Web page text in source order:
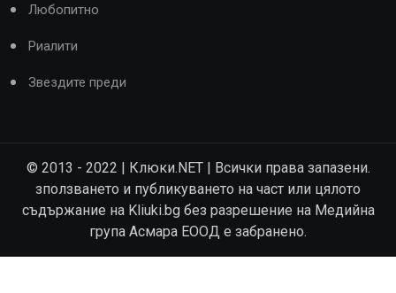
Любопитно
Риалити
Звездите преди
© 2013 - 2022 | Клюки.NET | Всички права запазени.
зползването и публикуването на част или цялото
съдържание на Kliuki.bg без разрешение на Медийна
група Асмара ЕООД е забранено.